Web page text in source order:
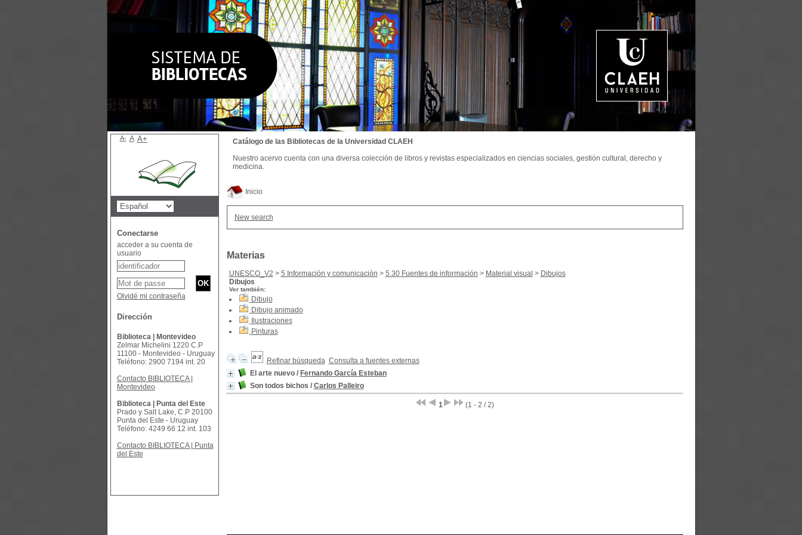
Inicio
New search
Materias
UNESCO_V2 > 5 Información y comunicación > 5.30 Fuentes de información > Material visual > Dibujos
Dibujos
Ver también:
Dibujo
Dibujo animado
Ilustraciones
Pinturas
Refinar búsqueda Consulta a fuentes externas
El arte nuevo/ Fernando García Esteban
Son todos bichos / Carlos Palleiro
1 (1 - 2 / 2)
Catálogo de las Bibliotecas de la Universidad CLAEH
Nuestro acervo cuenta con una diversa colección de libros y revistas especializados en ciencias sociales, gestión cultural, derecho y
medicina.
A- A A+
Conectarse
acceder a su cuenta de
usuario
Olvidé mi contraseña
Dirección
Biblioteca | Montevideo
Zelmar Michelini 1220 C.P
11100 - Montevideo - Uruguay
Teléfono: 2900 7194 int. 20
Contacto BIBLIOTECA |
Montevideo
Biblioteca | Punta del Este
Prado y Salt Lake, C.P 20100
Punta del Este - Uruguay
Teléfono: 4249 66 12 int. 103
Contacto BIBLIOTECA | Punta
del Este